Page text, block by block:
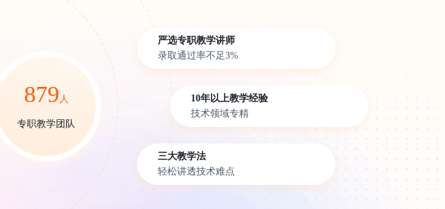
879 人
专职教学团队
严选专职教学讲师
录取通过率不足3%
10年以上教学经验
技术领域专精
三大教学法
轻松讲透技术难点